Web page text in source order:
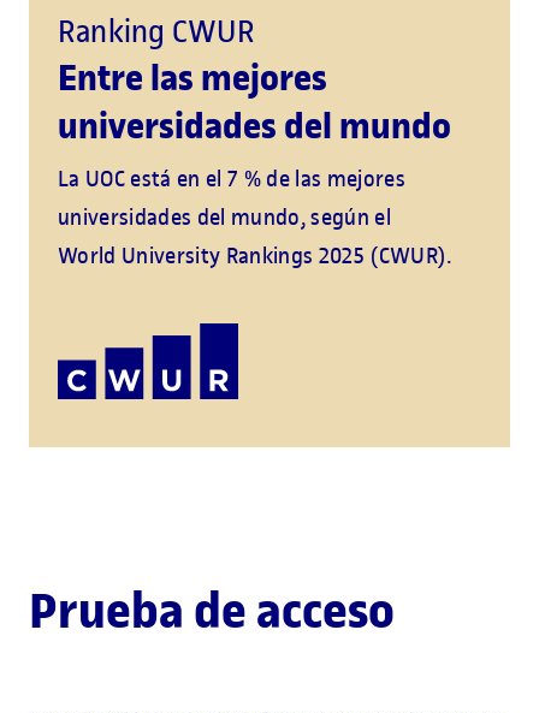
Ranking CWUR
Entre las mejores
universidades del mundo
La UOC está en el 7 % de las mejores
universidades del mundo, según el
World University Rankings 2025 (CWUR).
Prueba de acceso